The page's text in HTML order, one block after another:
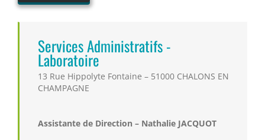
Services Administratifs -
Laboratoire
13 Rue Hippolyte Fontaine – 51000 CHALONS EN
CHAMPAGNE
Assistante de Direction – Nathalie JACQUOT